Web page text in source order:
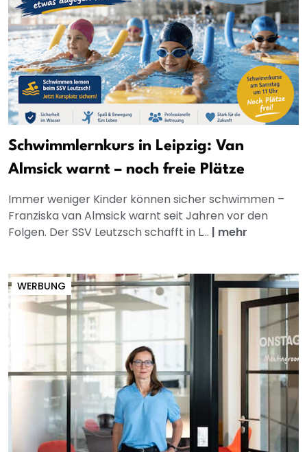
Schwimmlernkurs in Leipzig: Van
Almsick warnt – noch freie Plätze
Immer weniger Kinder können sicher schwimmen –
Franziska van Almsick warnt seit Jahren vor den
Folgen. Der SSV Leutzsch schafft in L... | mehr
WERBUNG